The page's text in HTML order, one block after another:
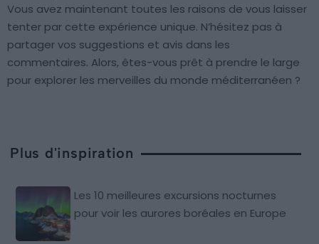
Vous avez maintenant toutes les raisons de vous laisser
tenter par cette expérience unique. N’hésitez pas à
partager vos suggestions et avis dans les
commentaires. Alors, êtes-vous prêt à prendre le large
pour explorer les merveilles du monde méditerranéen ?
Plus d'inspiration
Les 10 meilleures excursions nocturnes
pour voir les aurores boréales en Europe